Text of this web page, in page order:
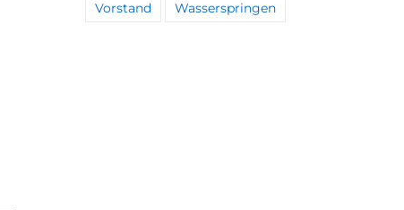
Vorstand Wasserspringen